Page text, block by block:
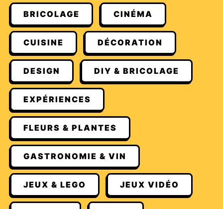
BRICOLAGE CINÉMA
CUISINE DÉCORATION
DESIGN DIY & BRICOLAGE
EXPÉRIENCES
FLEURS & PLANTES
GASTRONOMIE & VIN
JEUX & LEGO JEUX VIDÉO